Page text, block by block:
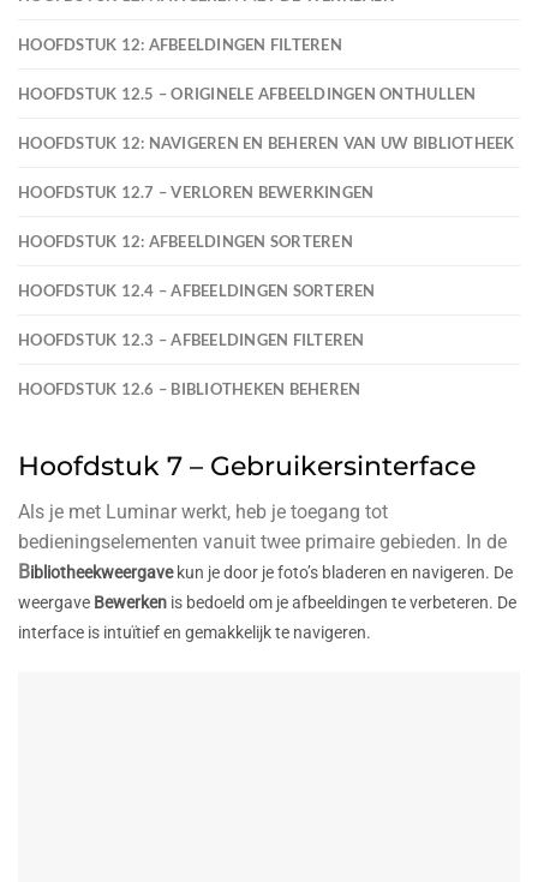
HOOFDSTUK 12: AFBEELDINGEN FILTEREN
HOOFDSTUK 12.5 – ORIGINELE AFBEELDINGEN ONTHULLEN
HOOFDSTUK 12: NAVIGEREN EN BEHEREN VAN UW BIBLIOTHEEK
HOOFDSTUK 12.7 – VERLOREN BEWERKINGEN
HOOFDSTUK 12: AFBEELDINGEN SORTEREN
HOOFDSTUK 12.4 – AFBEELDINGEN SORTEREN
HOOFDSTUK 12.3 – AFBEELDINGEN FILTEREN
HOOFDSTUK 12.6 – BIBLIOTHEKEN BEHEREN
Hoofdstuk 7 – Gebruikersinterface
Als je met Luminar werkt, heb je toegang tot
bedieningselementen vanuit twee primaire gebieden. In de
Bibliotheekweergavekun je door je foto’s bladeren en navigeren. De
weergave Bewerken is bedoeld om je afbeeldingen te verbeteren. De
interface is intuïtief en gemakkelijk te navigeren.